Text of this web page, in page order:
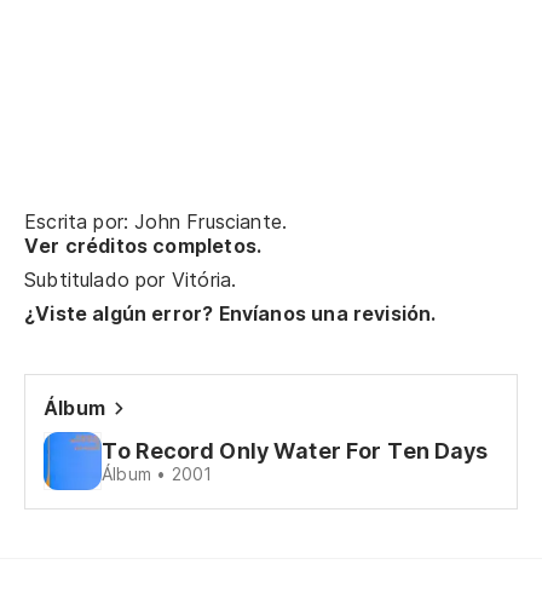
Escrita por: John Frusciante.
Ver créditos completos.
Subtitulado por Vitória.
¿Viste algún error? Envíanos una revisión.
Álbum
To Record Only Water For Ten Days
Álbum • 2001